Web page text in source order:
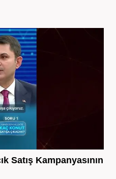
Satış Kampanyasının